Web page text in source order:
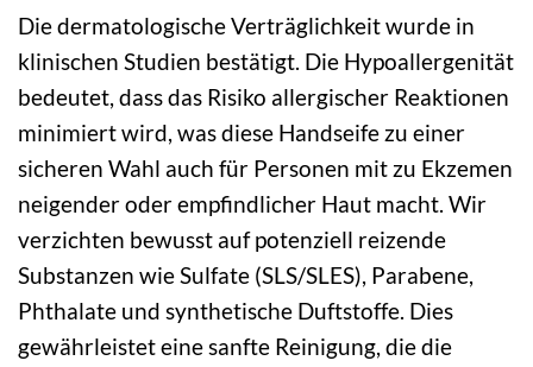
Die dermatologische Verträglichkeit wurde in
klinischen Studien bestätigt. Die Hypoallergenität
bedeutet, dass das Risiko allergischer Reaktionen
minimiert wird, was diese Handseife zu einer
sicheren Wahl auch für Personen mit zu Ekzemen
neigender oder empfindlicher Haut macht. Wir
verzichten bewusst auf potenziell reizende
Substanzen wie Sulfate (SLS/SLES), Parabene,
Phthalate und synthetische Duftstoffe. Dies
gewährleistet eine sanfte Reinigung, die die